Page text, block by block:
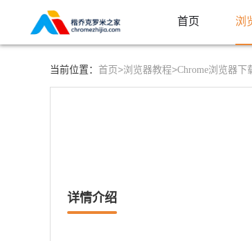
首页 浏
当前位置： 首页>浏览器教程>Chrome浏览器
详情介绍